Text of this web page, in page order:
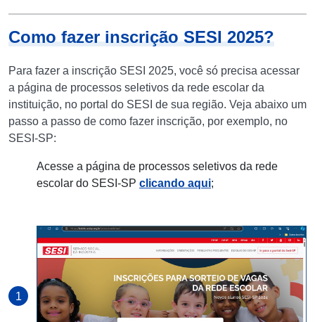
Como fazer inscrição SESI 2025?
Para fazer a inscrição SESI 2025, você só precisa acessar
a página de processos seletivos da rede escolar da
instituição, no portal do SESI de sua região. Veja abaixo um
passo a passo de como fazer inscrição, por exemplo, no
SESI-SP:
Acesse a página de processos seletivos da rede
escolar do SESI-SP clicando aqui;